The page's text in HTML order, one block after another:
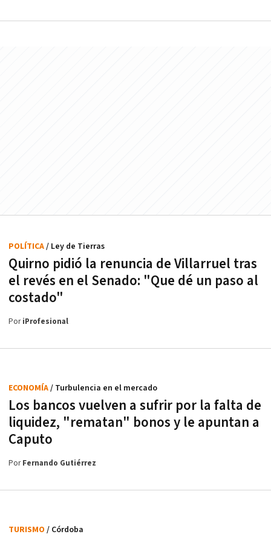
Quirno pidió la renuncia de Villarruel tras
el revés en el Senado: "Que dé un paso al
costado"
POLÍTICA/ Ley de Tierras
PoriProfesional
Los bancos vuelven a sufrir por la falta de
liquidez, "rematan" bonos y le apuntan a
Caputo
ECONOMÍA/ Turbulencia en el mercado
PorFernando Gutiérrez
TURISMO / Córdoba